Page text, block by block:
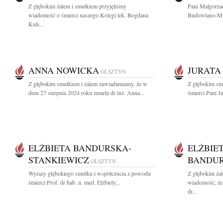
Z głębokim żalem i smutkiem przyjęliśmy
wiadomość o śmierci naszego Kolegi lek. Bogdana
Kuli...
Pani
Budowlano-
ANNA NOWICKA OLSZTYN
Z głębokim smutkiem i żalem zawiadamiamy, że w
dniu 27 sierpnia 2024 roku zmarła dr inż. Anna...
Z głębokim
śmierci Pani
ELŻBIETA BANDURSKA-
STANKIEWICZ OLSZTYN
Wyrazy głębokiego smutku i współczucia z powodu
śmierci Prof. dr hab. n. med. Elżbiety...
Z głębokim
wiadomość,
dr...